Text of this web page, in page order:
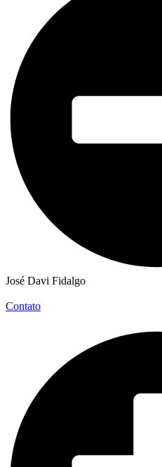
José Davi Fidalgo
Contato